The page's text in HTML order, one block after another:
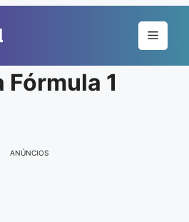
Menu
Fórmula 1
ANÚNCIOS